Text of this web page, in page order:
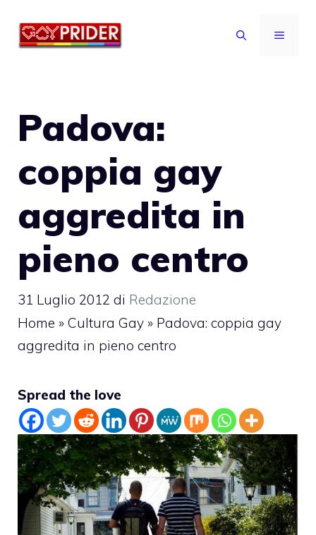
MENU
Padova:
coppia gay
aggredita in
pieno centro
31 Luglio 2012 di Redazione
Home » Cultura Gay » Padova: coppia gay
aggredita in pieno centro
Spread the love